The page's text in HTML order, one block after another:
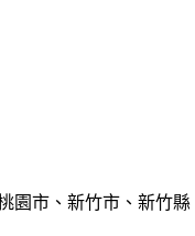
園市、新竹市、新竹縣